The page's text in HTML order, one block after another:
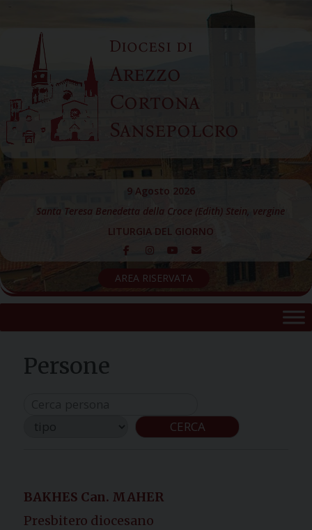
content
Diocesi di
Arezzo
Cortona
Sansepolcro
9 Agosto 2026
Santa Teresa Benedetta della Croce (Edith) Stein, vergine
LITURGIA DEL GIORNO
AREA RISERVATA
CERCA
BAKHES Can. MAHER
Presbitero diocesano